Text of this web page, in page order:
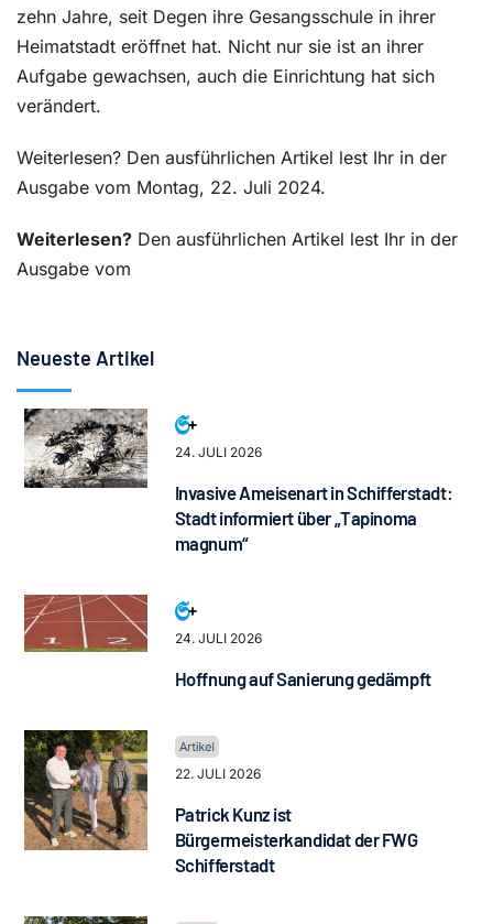
zehn Jahre, seit Degen ihre Gesangsschule in ihrer
Heimatstadt eröffnet hat. Nicht nur sie ist an ihrer
Aufgabe gewachsen, auch die Einrichtung hat sich
verändert.
Weiterlesen? Den ausführlichen Artikel lest Ihr in der
Ausgabe vom Montag, 22. Juli 2024.
Weiterlesen? Den ausführlichen Artikel lest Ihr in der
Ausgabe vom
Neueste Artikel
24. JULI 2026
Invasive Ameisenart in Schifferstadt:
Stadt informiert über „Tapinoma
magnum“
24. JULI 2026
Hoffnung auf Sanierung gedämpft
22. JULI 2026
Patrick Kunz ist
Bürgermeisterkandidat der FWG
Schifferstadt